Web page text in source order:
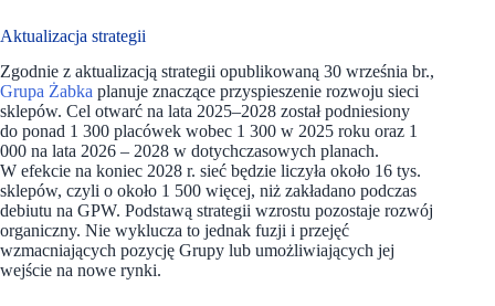
Aktualizacja strategii
Zgodnie z aktualizacją strategii opublikowaną 30 września br.,
Grupa Żabka planuje znaczące przyspieszenie rozwoju sieci
sklepów. Cel otwarć na lata 2025–2028 został podniesiony
do ponad 1 300 placówek wobec 1 300 w 2025 roku oraz 1
000 na lata 2026 – 2028 w dotychczasowych planach.
W efekcie na koniec 2028 r. sieć będzie liczyła około 16 tys.
sklepów, czyli o około 1 500 więcej, niż zakładano podczas
debiutu na GPW. Podstawą strategii wzrostu pozostaje rozwój
organiczny. Nie wyklucza to jednak fuzji i przejęć
wzmacniających pozycję Grupy lub umożliwiających jej
wejście na nowe rynki.